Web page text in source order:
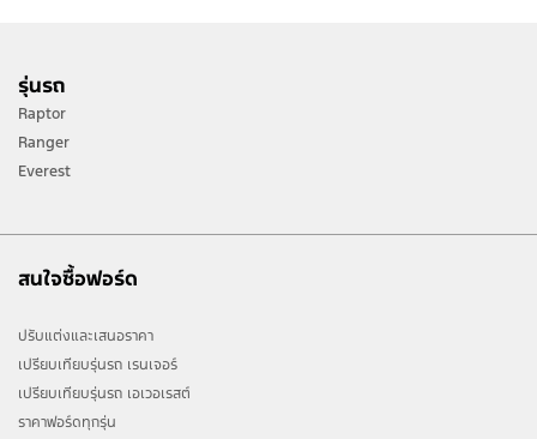
รุ่นรถ
Raptor
Ranger
Everest
สนใจซื้อฟอร์ด
ปรับแต่งและเสนอราคา
เปรียบเทียบรุ่นรถ เรนเจอร์
เปรียบเทียบรุ่นรถ เอเวอเรสต์
ราคาฟอร์ดทุกรุ่น